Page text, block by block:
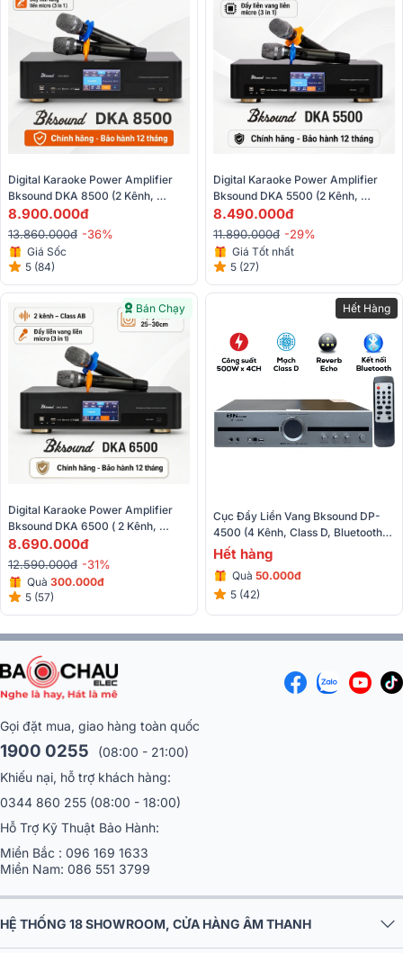
Digital Karaoke Power Amplifier
Bksound DKA 8500 (2 Kênh,
750W, Kèm Micro Không Dây)
8.900.000đ
13.860.000đ -36%
Giá Sốc
5 (84)
Digital Karaoke Power Amplifier
Bksound DKA 5500 (2 Kênh,
250W, Kèm Micro Không Dây)
8.490.000đ
11.890.000đ -29%
Giá Tốt nhất
5 (27)
Bán Chạy
Digital Karaoke Power Amplifier
Bksound DKA 6500 ( 2 Kênh,
450W, Kèm Micro Không Dây)
8.690.000đ
12.590.000đ -31%
Quà 300.000đ
5 (57)
Hết Hàng
Cục Đẩy Liền Vang Bksound DP-
4500 (4 Kênh, Class D, Bluetooth,
Quang, DSP Chống Hú 99%)
Hết hàng
Quà 50.000đ
5 (42)
Gọi đặt mua, giao hàng toàn quốc
1900 0255
(08:00 - 21:00)
Khiếu nại, hỗ trợ khách hàng:
0344 860 255 (08:00 - 18:00)
Hỗ Trợ Kỹ Thuật Bảo Hành:
Miền Bắc : 096 169 1633
Miền Nam: 086 551 3799
HỆ THỐNG 18 SHOWROOM, CỬA HÀNG ÂM THANH